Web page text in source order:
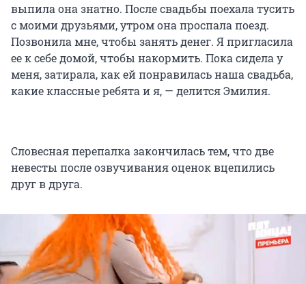
выпила она знатно. После свадьбы поехала тусить
с моими друзьями, утром она проспала поезд.
Позвонила мне, чтобы занять денег. Я пригласила
ее к себе домой, чтобы накормить. Пока сидела у
меня, затирала, как ей понравилась наша свадьба,
какие классные ребята и я, — делится Эмилия.
Словесная перепалка закончилась тем, что две
невесты после озвучивания оценок вцепились
друг в друга.